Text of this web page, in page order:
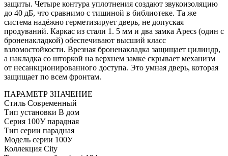
защиты. Четыре контура уплотнения создают звукоизоляцию
до 40 дБ, что сравнимо с тишиной в библиотеке. Та же
система надёжно герметизирует дверь, не допуская
продуваний. Каркас из стали 1. 5 мм и два замка Apecs (один с
броненакладкой) обеспечивают высший класс
взломостойкости. Врезная броненакладка защищает цилиндр,
а накладка со шторкой на верхнем замке скрывает механизм
от несанкционированного доступа. Это умная дверь, которая
защищает по всем фронтам.
ПАРАМЕТР ЗНАЧЕНИЕ
Стиль Современный
Тип установки В дом
Серия 100У парадная
Тип серии парадная
Модель серии 100У
Коллекция City